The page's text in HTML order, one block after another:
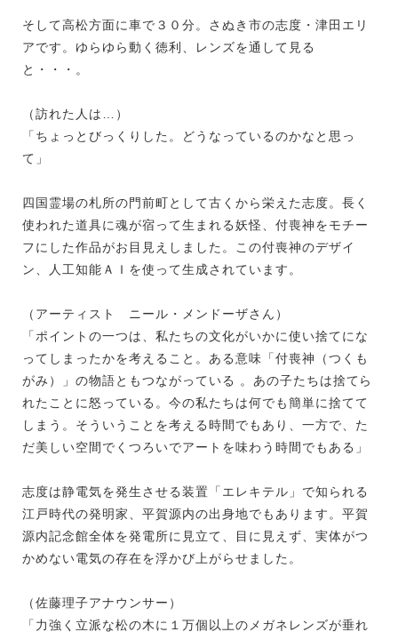
そして高松方面に車で３０分。さぬき市の志度・津田エリ
アです。ゆらゆら動く徳利、レンズを通して見る
と・・・。
（訪れた人は…）
「ちょっとびっくりした。どうなっているのかなと思っ
て」
四国霊場の札所の門前町として古くから栄えた志度。長く
使われた道具に魂が宿って生まれる妖怪、付喪神をモチー
フにした作品がお目見えしました。この付喪神のデザイ
ン、人工知能ＡＩを使って生成されています。
（アーティスト ニール・メンドーザさん）
「ポイントの一つは、私たちの文化がいかに使い捨てにな
ってしまったかを考えること。ある意味「付喪神（つくも
がみ）」の物語ともつながっている 。あの子たちは捨てら
れたことに怒っている。今の私たちは何でも簡単に捨てて
しまう。そういうことを考える時間でもあり、一方で、た
だ美しい空間でくつろいでアートを味わう時間でもある」
志度は静電気を発生させる装置「エレキテル」で知られる
江戸時代の発明家、平賀源内の出身地でもあります。平賀
源内記念館全体を発電所に見立て、目に見えず、実体がつ
かめない電気の存在を浮かび上がらせました。
（佐藤理子アナウンサー）
「力強く立派な松の木に１万個以上のメガネレンズが垂れ